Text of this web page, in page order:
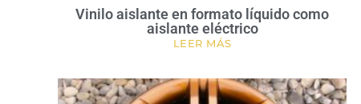
Vinilo aislante en formato líquido como
aislante eléctrico
LEER MÁS